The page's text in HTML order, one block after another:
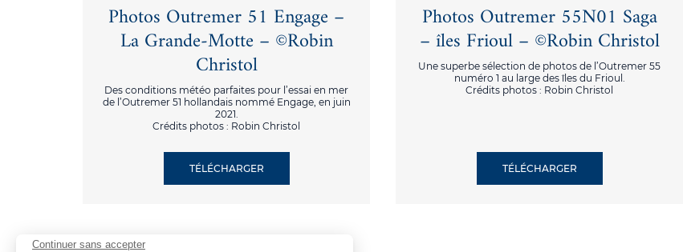
Continuer sans accepter
Photos Outremer 51 Engage –
La Grande-Motte – ©Robin
Christol
Des conditions météo parfaites pour l’essai en mer
de l’Outremer 51 hollandais nommé Engage, en juin
2021.
Crédits photos : Robin Christol
TÉLÉCHARGER
Photos Outremer 55N01 Saga
– îles Frioul – ©Robin Christol
Une superbe sélection de photos de l’Outremer 55
numéro 1 au large des îles du Frioul.
Crédits photos : Robin Christol
TÉLÉCHARGER